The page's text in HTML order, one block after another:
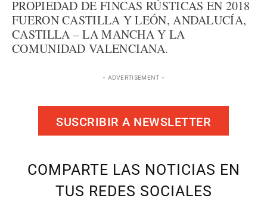
PROPIEDAD DE FINCAS RÚSTICAS EN 2018
FUERON CASTILLA Y LEÓN, ANDALUCÍA,
CASTILLA – LA MANCHA Y LA
COMUNIDAD VALENCIANA.
- ADVERTISEMENT -
SUSCRIBIR A NEWSLETTER
COMPARTE LAS NOTICIAS EN
TUS REDES SOCIALES